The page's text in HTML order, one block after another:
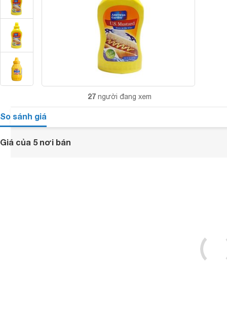
27 người đang xem
So sánh giá
Giá của 5 nơi bán